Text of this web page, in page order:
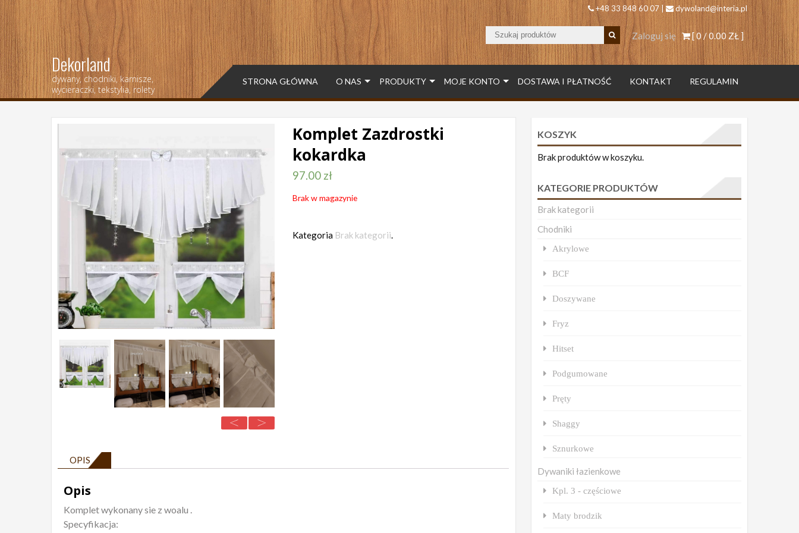
+48 33 848 60 07 | dywoland@interia.pl
[ 0 /0.00 ZŁ]
Zaloguj się
Dekorland
dywany, chodniki, karnisze,
wycieraczki, tekstylia, rolety
STRONA GŁÓWNA O NAS PRODUKTY MOJE KONTO DOSTAWA I PŁATNOŚĆ KONTAKT REGULAMIN
Komplet Zazdrostki
kokardka
97.00 zł
Brak w magazynie
Kategoria Brak kategorii.
OPIS
Opis
Komplet wykonany sie z woalu .
Specyfikacja:
KOSZYK
Brak produktów w koszyku.
KATEGORIE PRODUKTÓW
Brak kategorii
Chodniki
Akrylowe
BCF
Doszywane
Fryz
Hitset
Podgumowane
Pręty
Shaggy
Sznurkowe
Dywaniki łazienkowe
Kpl. 3 - częściowe
Maty brodzik